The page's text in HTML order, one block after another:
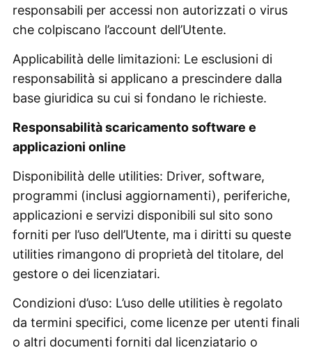
responsabili per accessi non autorizzati o virus
che colpiscano l’account dell’Utente.
Applicabilità delle limitazioni: Le esclusioni di
responsabilità si applicano a prescindere dalla
base giuridica su cui si fondano le richieste.
Responsabilità scaricamento software e
applicazioni online
Disponibilità delle utilities: Driver, software,
programmi (inclusi aggiornamenti), periferiche,
applicazioni e servizi disponibili sul sito sono
forniti per l’uso dell’Utente, ma i diritti su queste
utilities rimangono di proprietà del titolare, del
gestore o dei licenziatari.
Condizioni d’uso: L’uso delle utilities è regolato
da termini specifici, come licenze per utenti finali
o altri documenti forniti dal licenziatario o